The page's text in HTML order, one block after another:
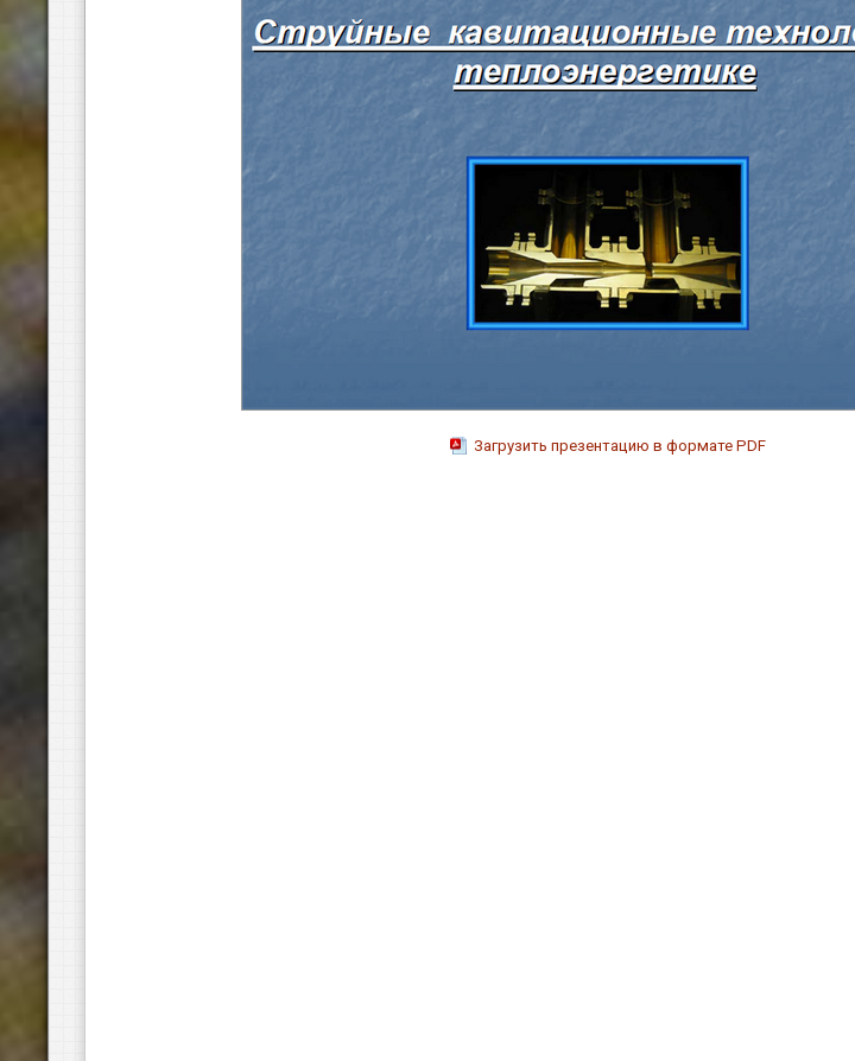
Загрузить презентацию в формате PDF